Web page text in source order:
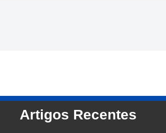
Artigos Recentes